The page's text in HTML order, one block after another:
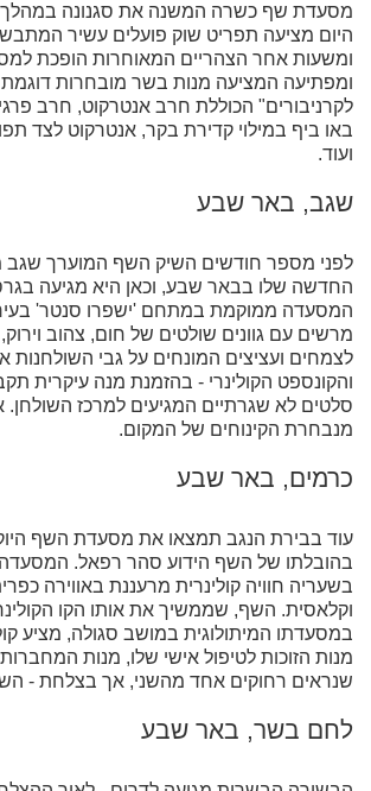
מסעדת שף כשרה המשנה את סגנונה
היום מציעה תפריט שוק פועלים עשיר
ומשעות אחר הצהריים המאוחרות הופכת
ומפתיעה המציעה מנות בשר מובחרות
לקרניבורים" הכוללת חרב אנטרקוט, חרב
באו ביף במילוי קדירת בקר, אנטרקוט לצד
ועוד.
שגב, באר שבע
לפני מספר חודשים השיק השף המוערך
החדשה שלו בבאר שבע, וכאן היא מגיעה
המסעדה ממוקמת במתחם 'ישפרו סנטר'
מרשים עם גוונים שולטים של חום, צהוב
לצמחים ועציצים המונחים על גבי השולחנות
והקונספט הקולינרי - בהזמנת מנה עיקרית
סלטים לא שגרתיים המגיעים למרכז
מנבחרת הקינוחים של המקום.
כרמים, באר שבע
עוד בבירת הנגב תמצאו את מסעדת השף
בהובלתו של השף הידוע סהר רפאל.
בשעריה חוויה קולינרית מרעננת באווירה
וקלאסית. השף, שממשיך את אותו הקו
במסעדתו המיתולוגית במושב סגולה, מציע
מנות הזוכות לטיפול אישי שלו, מנות המחברות
שנראים רחוקים אחד מהשני, אך בצלחת -
לחם בשר, באר שבע